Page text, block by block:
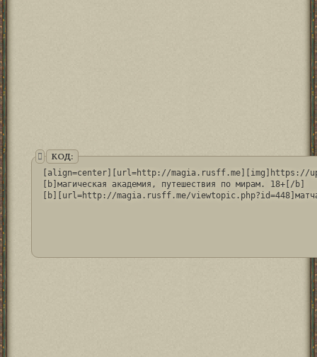
КОД:
[align=center][url=http://magia.rusff.me][img]https://
[b]магическая академия, путешествия по мирам. 18+[/b]